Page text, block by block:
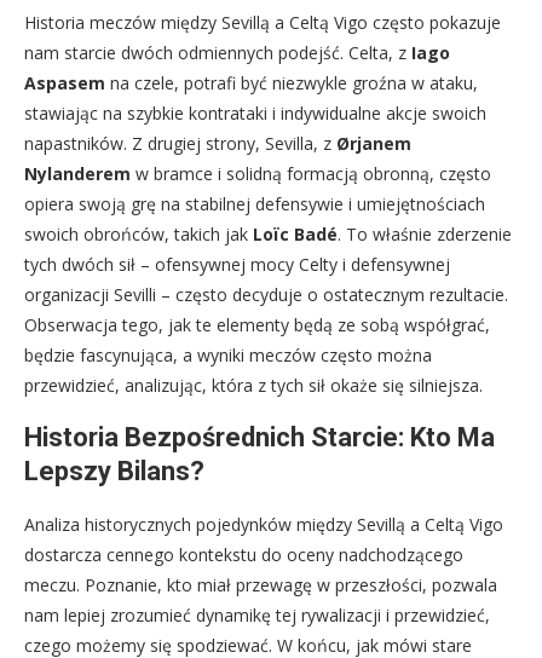
Historia meczów między Sevillą a Celtą Vigo często pokazuje
nam starcie dwóch odmiennych podejść. Celta, z Iago
Aspasem na czele, potrafi być niezwykle groźna w ataku,
stawiając na szybkie kontrataki i indywidualne akcje swoich
napastników. Z drugiej strony, Sevilla, z Ørjanem
Nylanderem w bramce i solidną formacją obronną, często
opiera swoją grę na stabilnej defensywie i umiejętnościach
swoich obrońców, takich jak Loïc Badé. To właśnie zderzenie
tych dwóch sił – ofensywnej mocy Celty i defensywnej
organizacji Sevilli – często decyduje o ostatecznym rezultacie.
Obserwacja tego, jak te elementy będą ze sobą współgrać,
będzie fascynująca, a wyniki meczów często można
przewidzieć, analizując, która z tych sił okaże się silniejsza.
Historia Bezpośrednich Starcie: Kto Ma
Lepszy Bilans?
Analiza historycznych pojedynków między Sevillą a Celtą Vigo
dostarcza cennego kontekstu do oceny nadchodzącego
meczu. Poznanie, kto miał przewagę w przeszłości, pozwala
nam lepiej zrozumieć dynamikę tej rywalizacji i przewidzieć,
czego możemy się spodziewać. W końcu, jak mówi stare